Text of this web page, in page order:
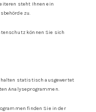
steht Ihnen ein
zu.
können Sie sich
statistisch ausgewertet
Analyseprogrammen.
finden Sie in der